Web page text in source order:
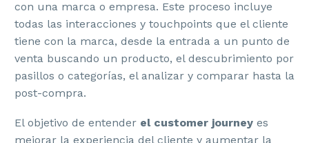
con una marca o empresa. Este proceso incluye
todas las interacciones y touchpoints que el cliente
tiene con la marca, desde la entrada a un punto de
venta buscando un producto, el descubrimiento por
pasillos o categorías, el analizar y comparar hasta la
post-compra.
El objetivo de entender el customer journey es
mejorar la experiencia del cliente y aumentar la